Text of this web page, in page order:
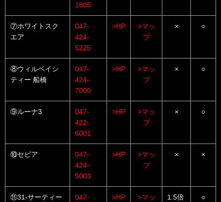
1805
⑦ホワイトスク
エア
047-
424-
5225
>HP
>マッ
プ
× ○
⑧ウィルベイシ
ティー 船橋
047-
424-
7000
>HP
>マッ
プ
× ○
⑨ルーナ3
047-
422-
6001
>HP
>マッ
プ
× ○
⑩セピア
047-
424-
5003
>HP
>マッ
プ
× ×
⑪31-サーティー 047- >HP >マッ 1.5倍 ○